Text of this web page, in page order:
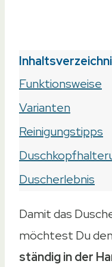
Funktionsweise
Varianten
Reinigungstipps
Duscherlebnis
Damit das
möchtest Du
ständig in der